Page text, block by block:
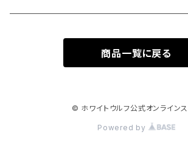
ドキュメンタリー映像
商品一覧に戻る
© ホワイトウルフ公式オンラインス
Powered by